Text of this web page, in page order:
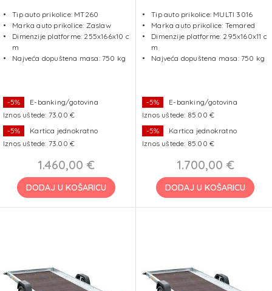
Tip auto prikolice: MT260
Marka auto prikolice: Zaslaw
Dimenzije platforme: 255x166x10 c
m
Najveća dopuštena masa: 750 kg
-5%
E-banking/gotovina
Iznos uštede: 73.00 €
-5%
Kartica jednokratno
Iznos uštede: 73.00 €
1.460,00 €
DODAJ U KOŠARICU
Tip auto prikolice: MULTI 3016
Marka auto prikolice: Temared
Dimenzije platforme: 295x160x11 c
m
Najveća dopuštena masa: 750 kg
-5%
E-banking/gotovina
Iznos uštede: 85.00 €
-5%
Kartica jednokratno
Iznos uštede: 85.00 €
1.700,00 €
DODAJ U KOŠARICU